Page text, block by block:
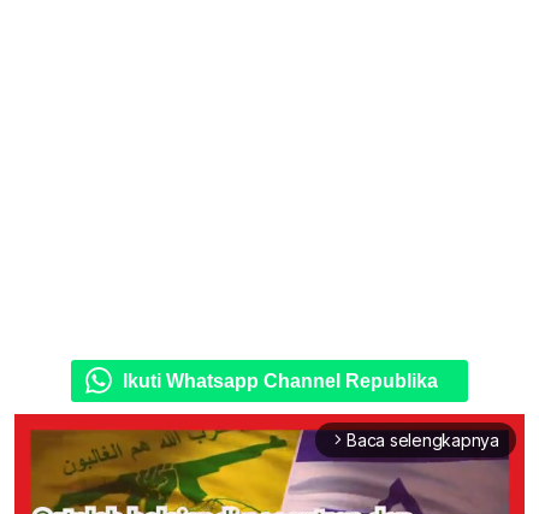
Ikuti Whatsapp Channel Republika
arrow_forward_ios Baca selengkapnya